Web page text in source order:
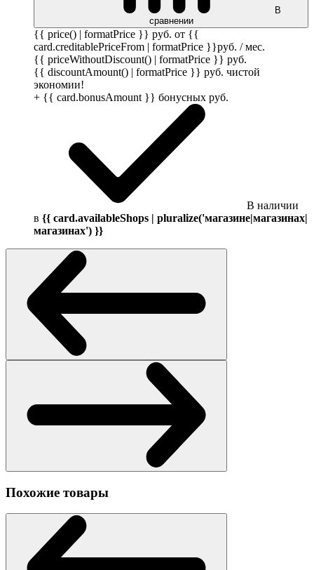
В
сравнении
{{ price() | formatPrice }} руб. от {{
card.creditablePriceFrom | formatPrice }}руб. / мес.
{{ priceWithoutDiscount() | formatPrice }} руб.
{{ discountAmount() | formatPrice }} руб. чистой
экономии!
+ {{ card.bonusAmount }} бонусных руб.
В наличии
в {{ card.availableShops | pluralize('магазине|магазинах|
магазинах') }}
Похожие товары